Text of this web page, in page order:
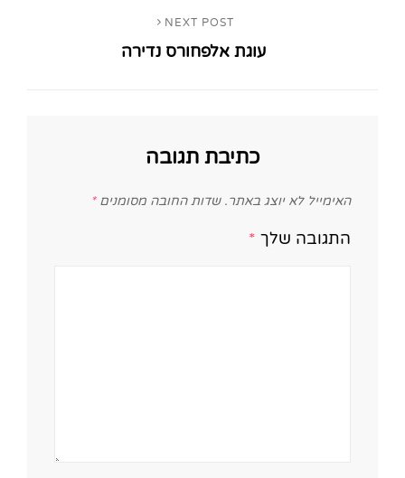
NEXT POST
עוגת אלפחורס נדירה
כתיבת תגובה
האימייל לא יוצג באתר. שדות החובה מסומנים*
התגובה שלך *